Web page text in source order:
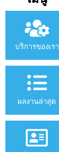
บริการของเรา
ผลงานล่าสุด